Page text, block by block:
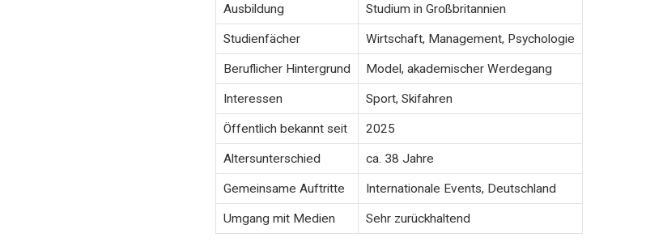
Ausbildung Studium in Großbritannien
Studienfächer Wirtschaft, Management, Psychologie
Beruflicher Hintergrund Model, akademischer Werdegang
Interessen Sport, Skifahren
Öffentlich bekannt seit 2025
Altersunterschied ca. 38 Jahre
Gemeinsame Auftritte Internationale Events, Deutschland
Umgang mit Medien Sehr zurückhaltend